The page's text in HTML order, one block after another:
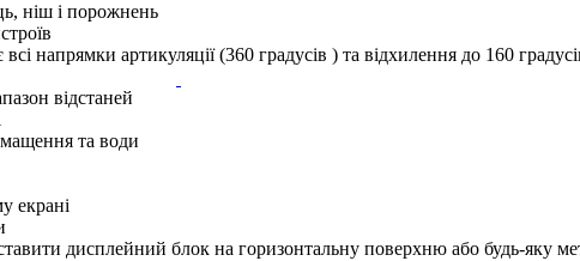
ніш і порожнень
напрямки артикуляції (360 градусів ) та відхилення до 160
відстаней
та води
екрані
дисплейний блок на горизонтальну поверхню або будь-яку